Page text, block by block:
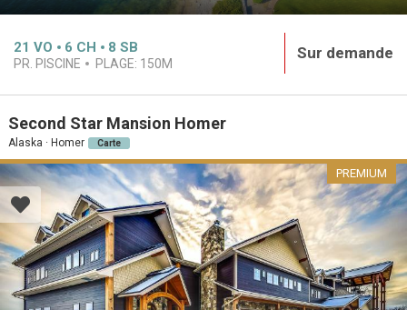
21 VO 6 CH 8 SB
PR. PISCINE PLAGE: 150M
Sur demande
Second Star Mansion Homer
Alaska · Homer Carte
PREMIUM